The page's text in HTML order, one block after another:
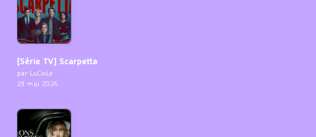
[Série TV] Scarpetta
par LuCioLe
29 mai 2026